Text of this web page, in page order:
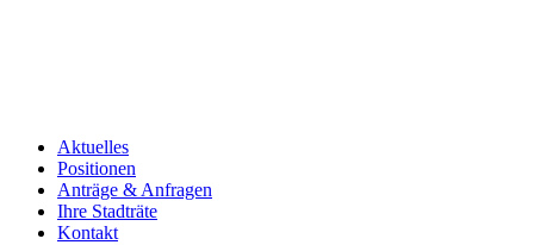
Aktuelles
Positionen
Anträge & Anfragen
Ihre Stadträte
Kontakt